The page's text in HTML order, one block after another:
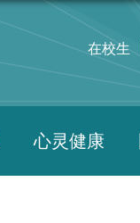
在校生
心灵健康